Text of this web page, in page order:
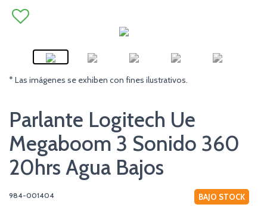
* Las imágenes se exhiben con fines ilustrativos.
Parlante Logitech Ue
Megaboom 3 Sonido 360
20hrs Agua Bajos
984-001404 BAJO STOCK